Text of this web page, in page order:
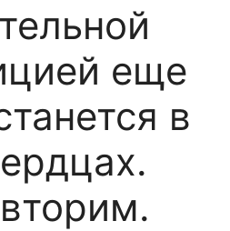
еще
в